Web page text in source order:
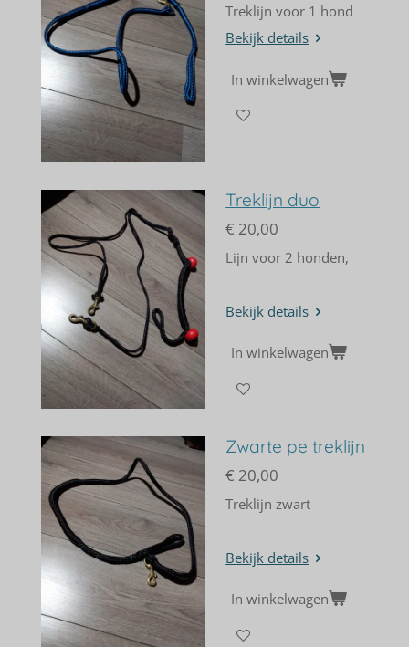
Treklijn voor 1 hond
Bekijk details
In winkelwagen
Treklijn duo
€ 20,00
Lijn voor 2 honden,
Bekijk details
In winkelwagen
Zwarte pe treklijn
€ 20,00
Treklijn zwart
Bekijk details
In winkelwagen